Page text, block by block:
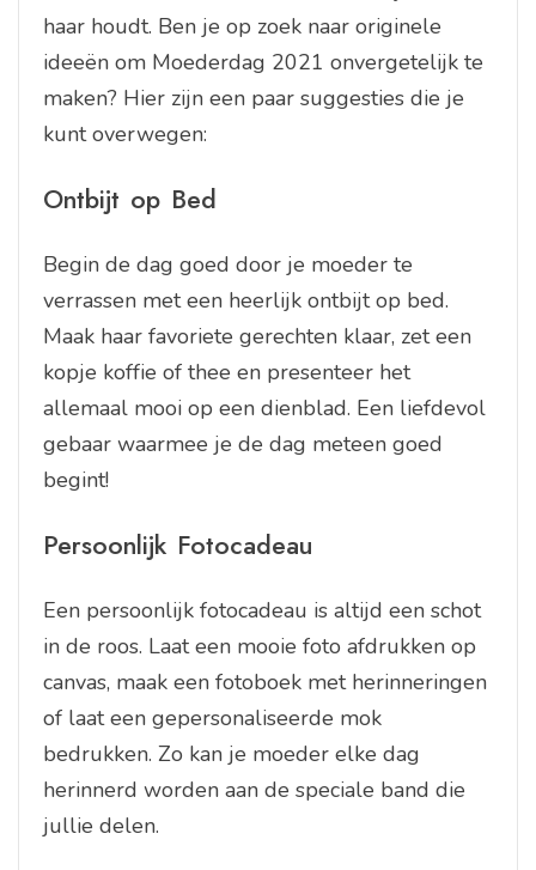
haar houdt. Ben je op zoek naar originele
ideeën om Moederdag 2021 onvergetelijk te
maken? Hier zijn een paar suggesties die je
kunt overwegen:
Ontbijt op Bed
Begin de dag goed door je moeder te
verrassen met een heerlijk ontbijt op bed.
Maak haar favoriete gerechten klaar, zet een
kopje koffie of thee en presenteer het
allemaal mooi op een dienblad. Een liefdevol
gebaar waarmee je de dag meteen goed
begint!
Persoonlijk Fotocadeau
Een persoonlijk fotocadeau is altijd een schot
in de roos. Laat een mooie foto afdrukken op
canvas, maak een fotoboek met herinneringen
of laat een gepersonaliseerde mok
bedrukken. Zo kan je moeder elke dag
herinnerd worden aan de speciale band die
jullie delen.